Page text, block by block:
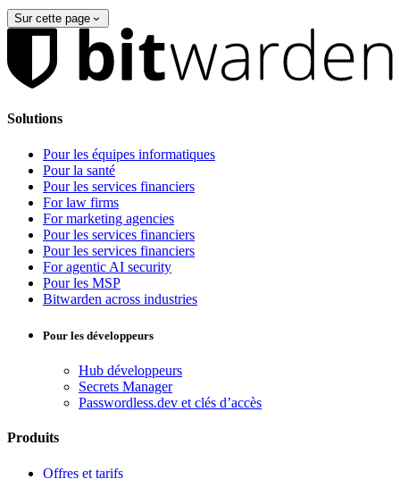
Sur cette page
Solutions
Pour les équipes informatiques
Pour la santé
Pour les services financiers
For law firms
For marketing agencies
Pour les services financiers
Pour les services financiers
For agentic AI security
Pour les MSP
Bitwarden across industries
Pour les développeurs
Hub développeurs
Secrets Manager
Passwordless.dev et clés d’accès
Produits
Offres et tarifs